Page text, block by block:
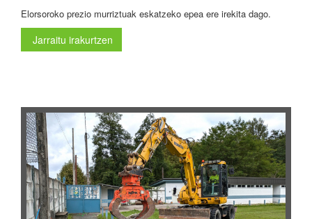
Elorsoroko prezio murriztuak eskatzeko epea ere irekita dago.
Jarraitu irakurtzen